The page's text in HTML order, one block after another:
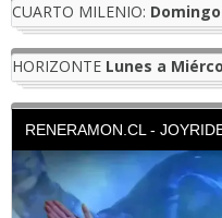
CUARTO MILENIO:
HORIZONTE Lunes a